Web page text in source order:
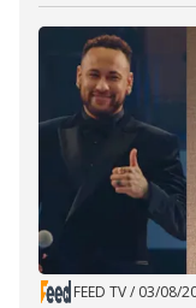
FEED TV/ 03/08/